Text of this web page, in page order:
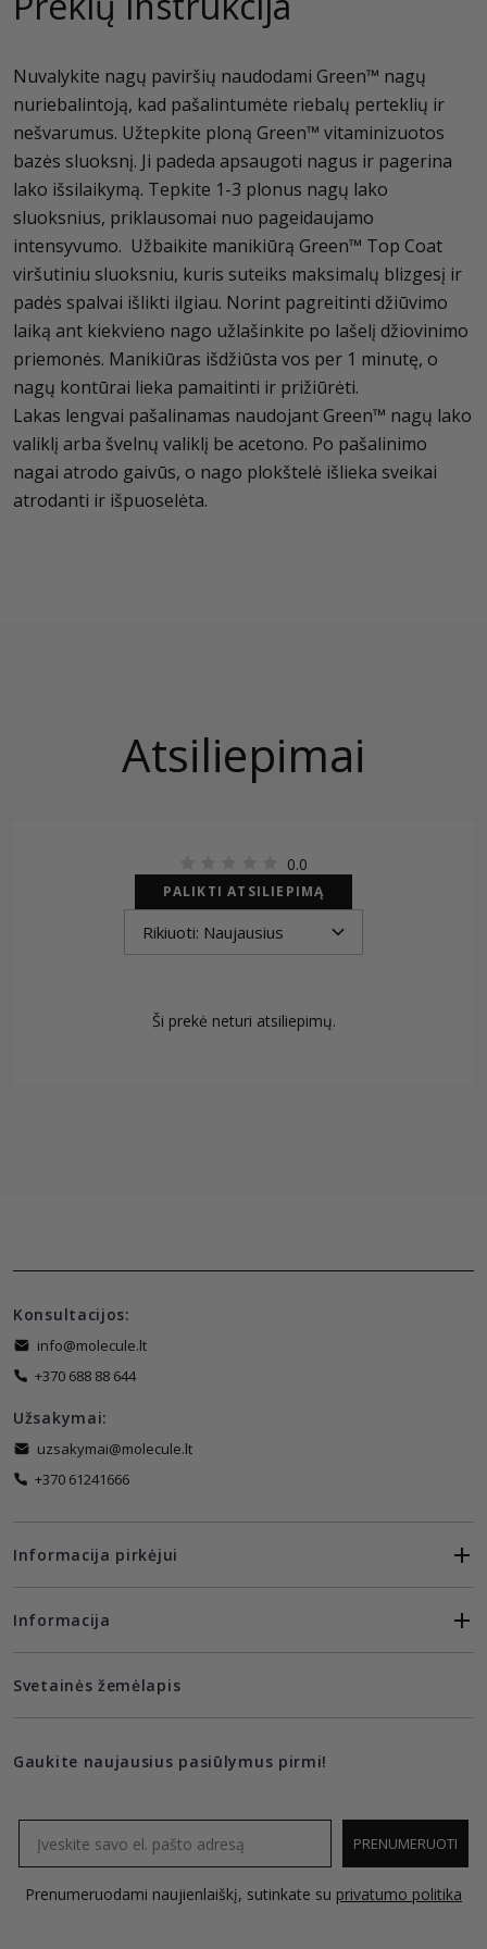
Nuvalykite nagų paviršių naudodami Green™ nagų
nuriebalintoją, kad pašalintumėte riebalų perteklių ir
nešvarumus. Užtepkite ploną Green™ vitaminizuotos
bazės sluoksnį. Ji padeda apsaugoti nagus ir pagerina
lako išsilaikymą. Tepkite 1-3 plonus nagų lako
sluoksnius, priklausomai nuo pageidaujamo
intensyvumo. Užbaikite manikiūrą Green™ Top Coat
viršutiniu sluoksniu, kuris suteiks maksimalų blizgesį ir
padės spalvai išlikti ilgiau. Norint pagreitinti džiūvimo
laiką ant kiekvieno nago užlašinkite po lašelį džiovinimo
priemonės. Manikiūras išdžiūsta vos per 1 minutę, o
nagų kontūrai lieka pamaitinti ir prižiūrėti.
Lakas lengvai pašalinamas naudojant Green™ nagų lako
valiklį arba švelnų valiklį be acetono. Po pašalinimo
nagai atrodo gaivūs, o nago plokštelė išlieka sveikai
atrodanti ir išpuoselėta.
Atsiliepimai
0.0
PALIKTI ATSILIEPIMĄ
Ši prekė neturi atsiliepimų.
Konsultacijos:
info@molecule.lt
+370 688 88 644
Užsakymai:
uzsakymai@molecule.lt
+370 61241666
Informacija pirkėjui
Informacija
Svetainės žemėlapis
Gaukite naujausius pasiūlymus pirmi!
PRENUMERUOTI
Prenumeruodami naujienlaiškį, sutinkate su privatumo politika